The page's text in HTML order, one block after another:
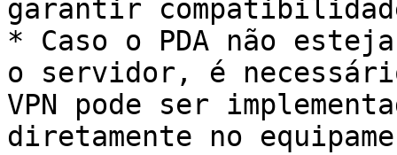
garantir
* Caso o PDA não
o servidor, é
VPN pode ser
diretamente no